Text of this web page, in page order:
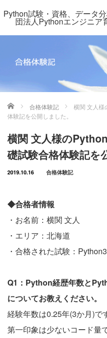
Python試験・資格、データ
団法人Pythonエンジニア
ホーム 合格体験記
横関 文人様
体験記を公開しました。
横関 文人様の
礎試験合格体験記を
2019.10.16 合格体験記
◆合格者情報
・お名前：横関 文人
・エリア：北海道
・合格された試験：
Q1：Python経歴年数と
についてお教えください。
経験年数は0.25年(3か月)で
第一印象は少ないコード量